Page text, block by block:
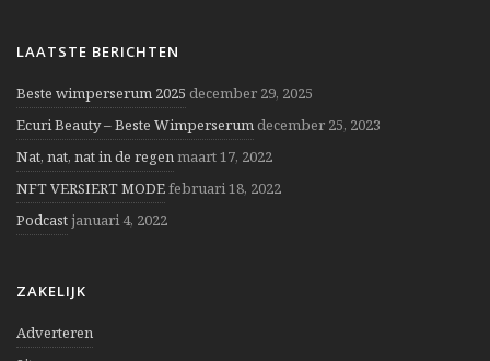
LAATSTE BERICHTEN
Beste wimperserum 2025 december 29, 2025
Ecuri Beauty – Beste Wimperserum december 25, 2023
Nat, nat, nat in de regenmaart 17, 2022
NFT VERSIERT MODEfebruari 18, 2022
Podcastjanuari 4, 2022
ZAKELIJK
Adverteren